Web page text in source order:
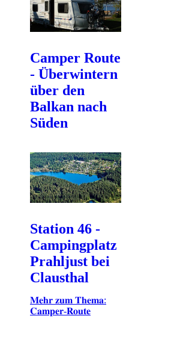
Camper Route
- Überwintern
über den
Balkan nach
Süden
Station 46 -
Campingplatz
Prahljust bei
Clausthal
𝐌𝐞𝐡𝐫 𝐳𝐮𝐦 𝐓𝐡𝐞𝐦𝐚:
𝐂𝐚𝐦𝐩𝐞𝐫-𝐑𝐨𝐮𝐭𝐞